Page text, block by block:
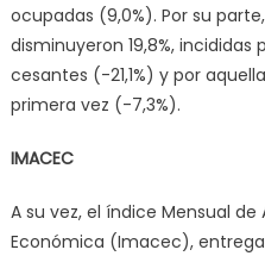
ocupadas (9,0%). Por su
disminuyeron 19,8%,
cesantes (-21,1%) y por
primera vez (-7,3%).
IMACEC
A su vez, el índice Mensual
Económica (Imacec),